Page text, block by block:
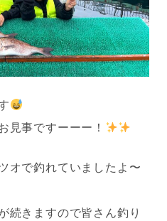
見事ですーーー！
オで釣れていましたよ〜
続きますので皆さん釣り